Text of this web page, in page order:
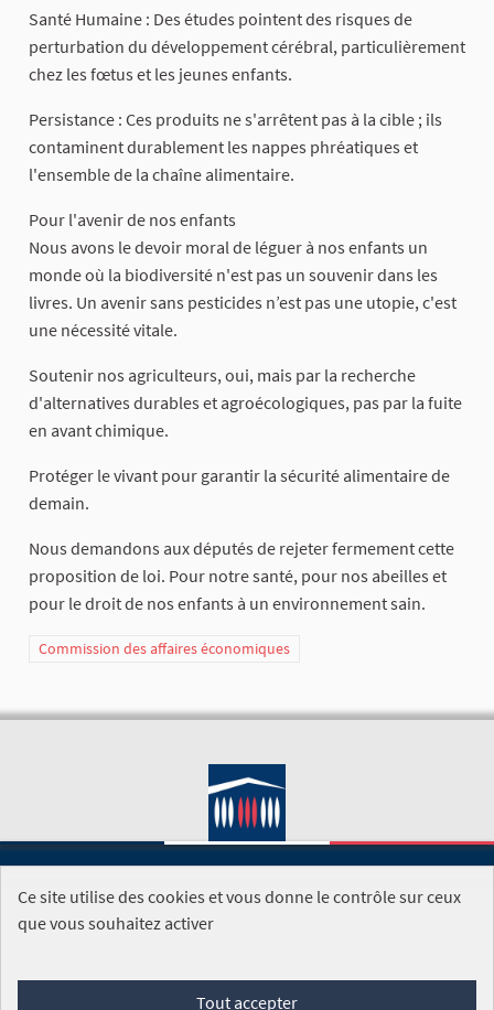
Santé Humaine : Des études pointent des risques de
perturbation du développement cérébral, particulièrement
chez les fœtus et les jeunes enfants.
Persistance : Ces produits ne s'arrêtent pas à la cible ; ils
contaminent durablement les nappes phréatiques et
l'ensemble de la chaîne alimentaire.
Pour l'avenir de nos enfants
Nous avons le devoir moral de léguer à nos enfants un
monde où la biodiversité n'est pas un souvenir dans les
livres. Un avenir sans pesticides n’est pas une utopie, c'est
une nécessité vitale.
Soutenir nos agriculteurs, oui, mais par la recherche
d'alternatives durables et agroécologiques, pas par la fuite
en avant chimique.
Protéger le vivant pour garantir la sécurité alimentaire de
demain.
Nous demandons aux députés de rejeter fermement cette
proposition de loi. Pour notre santé, pour nos abeilles et
pour le droit de nos enfants à un environnement sain.
Commission des affaires économiques
SITE DE L'ASSEMBLÉE NATIONALE
Foire aux questions
Ce site utilise des cookies et vous donne le contrôle sur ceux
que vous souhaitez activer
Tout accepter